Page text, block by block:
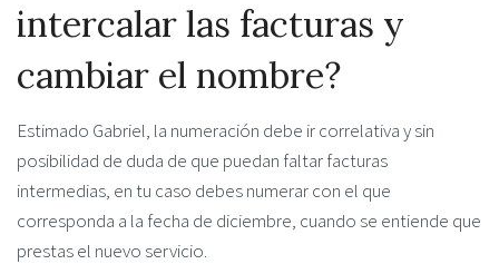
intercalar las facturas y
cambiar el nombre?
Estimado Gabriel, la numeración debe ir correlativa y sin
posibilidad de duda de que puedan faltar facturas
intermedias, en tu caso debes numerar con el que
corresponda a la fecha de diciembre, cuando se entiende que
prestas el nuevo servicio.